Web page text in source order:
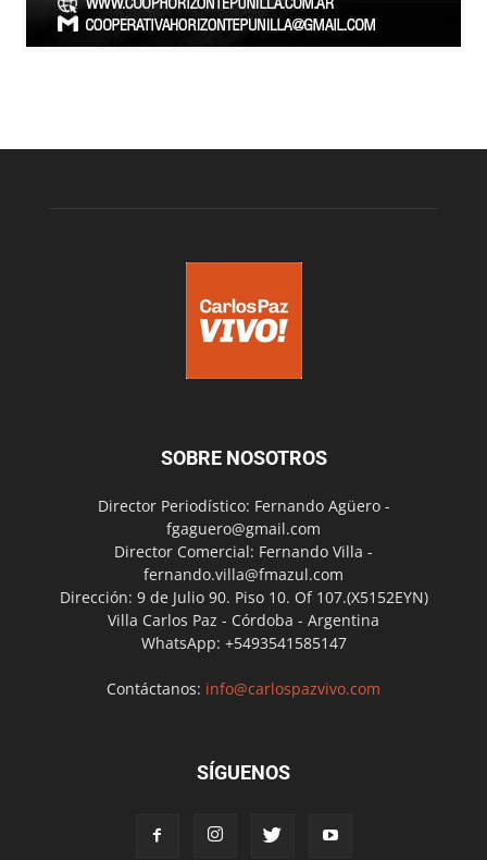
SOBRE NOSOTROS
Director Periodístico: Fernando Agüero -
fgaguero@gmail.com
Director Comercial: Fernando Villa -
fernando.villa@fmazul.com
Dirección: 9 de Julio 90. Piso 10. Of 107.(X5152EYN)
Villa Carlos Paz - Córdoba - Argentina
WhatsApp: +5493541585147
Contáctanos: info@carlospazvivo.com
SÍGUENOS